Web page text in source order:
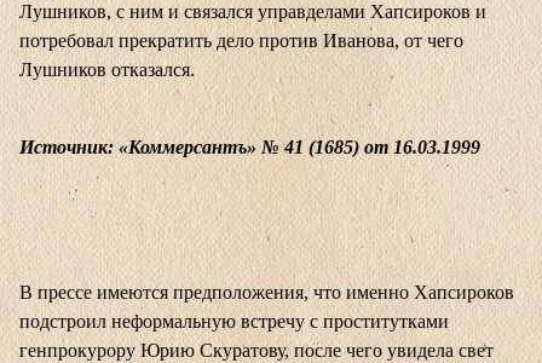
Лушников, с ним и связался управделами Хапсироков и
потребовал прекратить дело против Иванова, от чего
Лушников отказался.
Источник: «Коммерсантъ» № 41 (1685) от 16.03.1999
В прессе имеются предположения, что именно Хапсироков
подстроил неформальную встречу с проститутками
генпрокурору Юрию Скуратову, после чего увидела свет